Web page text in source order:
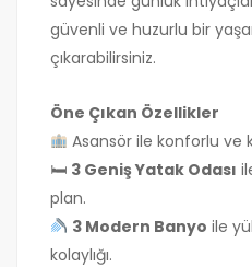
güvenli ve huzurlu bir
çıkarabilirsiniz.
Öne Çıkan Özellikler
Asansör ile konforlu ve
🛏 3 Geniş Yatak Odası
plan.
3 Modern Banyo ile
kolaylığı.